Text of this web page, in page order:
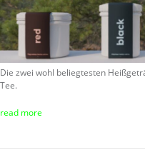
Die zwei wohl beliegtesten
Tee.
read more